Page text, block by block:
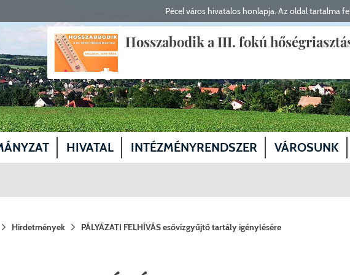
Pécel város hivatalos honlapja. Az oldal tartalma
Fejlesztési Bizottság
HIVATAL
Szervezeti egységek Kabinet
INTÉZMÉNYRENDSZER
Köznevelés, oktatás
VÁROSUNK
Fejlesztés
Hosszabodik a III. fokú
Hirdetmények PÁLYÁZATI FELHÍVÁS esővízgyűjtő tartály igénylésére